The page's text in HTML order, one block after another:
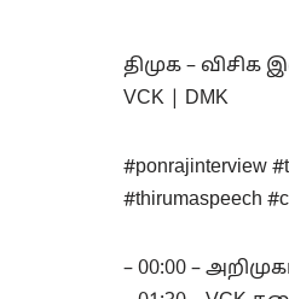
திமுக – விசிக
VCK | DMK
#ponrajinterview
#thirumaspeech
– 00:00 –